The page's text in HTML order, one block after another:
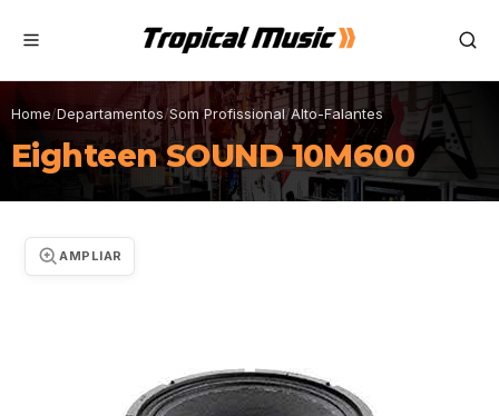
Home/Departamentos/Som Profissional/Alto-Falantes
Eighteen SOUND 10M600
AMPLIAR